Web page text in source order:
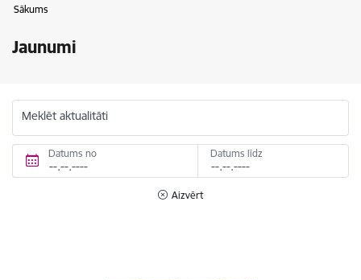
Sākums
Jaunumi
Meklēt aktualitāti
Datums no Datums līdz
Aizvērt